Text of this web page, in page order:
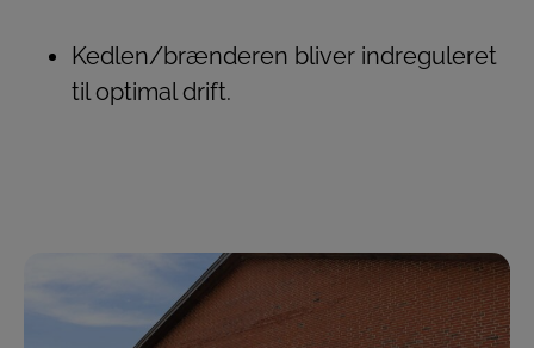
Kedlen/brænderen bliver indreguleret
til optimal drift.